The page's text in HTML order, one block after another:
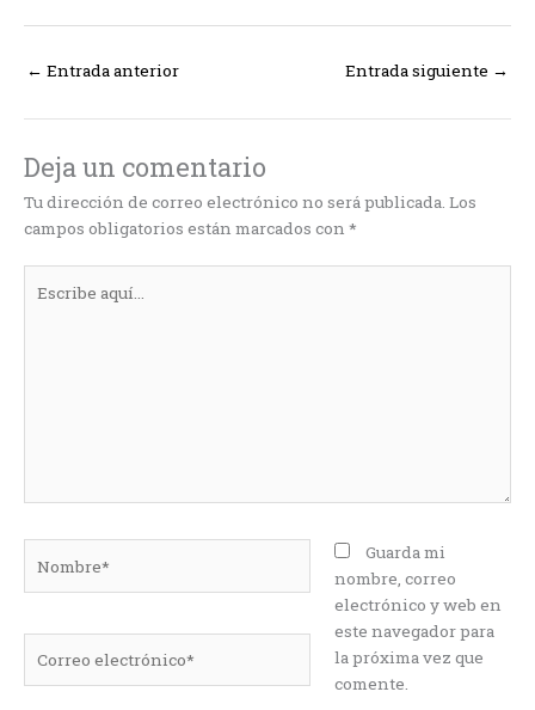
← Entrada anterior Entrada siguiente →
Deja un comentario
Tu dirección de correo electrónico no será publicada. Los
campos obligatorios están marcados con *
aquí...
electrónico*
Guarda mi
nombre, correo
electrónico y web en
este navegador para
la próxima vez que
comente.